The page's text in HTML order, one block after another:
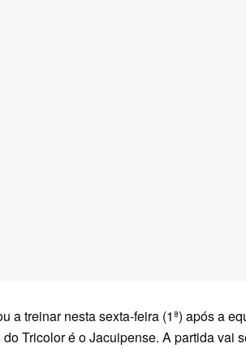
a treinar nesta sexta-feira (1ª) após a
Tricolor é o Jacuipense. A partida vai